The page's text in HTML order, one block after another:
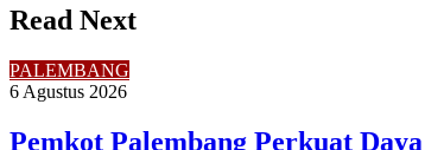
Read Next
PALEMBANG
6 Agustus 2026
Pemkot Palembang Perkuat